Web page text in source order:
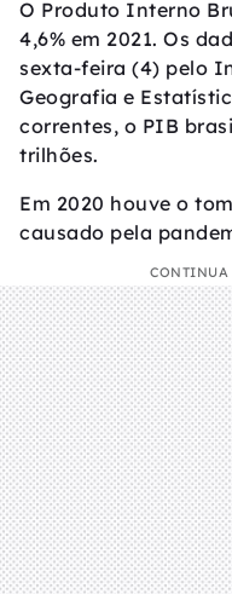
O Produto Interno
4,6% em 2021. Os
sexta-feira (4) pelo
Geografia e
correntes, o PIB
trilhões.
Em 2020 houve o
causado pela
CONTINUA